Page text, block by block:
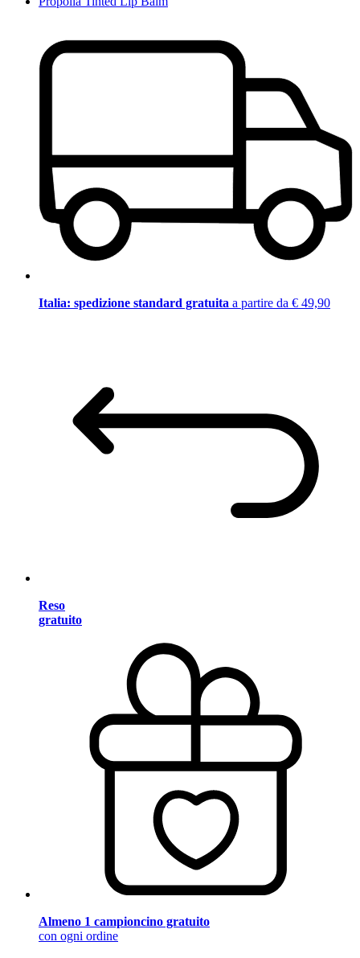
Italia: spedizione standard gratuita a partire da € 49,90
Reso
gratuito
Almeno 1 campioncino gratuito
con ogni ordine